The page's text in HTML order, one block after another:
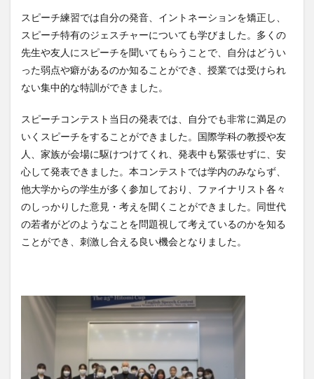
スピーチ練習では自分の発音、イントネーションを矯正し、
スピーチ特有のジェスチャーについても学びました。多くの
先生や友人にスピーチを聞いてもらうことで、自分はどうい
った弱点や癖があるのか知ることができ、授業では受けられ
ない集中的な特訓ができました。
スピーチコンテスト当日の発表では、自分でも非常に満足の
いくスピーチをすることができました。国際学科の教授や友
人、家族が会場に駆けつけてくれ、発表中も緊張せずに、安
心して発表できました。本コンテストでは学内のみならず、
他大学からの学生が多く参加しており、ファイナリスト各々
のしっかりした意見・考えを聞くことができました。同世代
の若者がどのようなことを問題視して考えているのかを知る
ことができ、刺激し合える良い機会となりました。
内定者報告会
冬休み 出発
初月レポート
卒業式
卒業生 博物館
受賞
受験生へのメッセージ
台湾
国際・地域研究
国際交流
国際学科
国際学科協定校留学学生
外部講師
季節学期 学寮 学寮研修
学生
学生の声
学生特集 学科イベント
学科説明会
学食
寮生活 就職活動 履修科目
懇談会
成績優等賞受賞
授業紹介 授業風景
掲載情報
撮影風景
教員からのメッセージ
教員紹介
文化体験
日中韓プログラム
日本
昭和ボストン
昭和ボストン・University留学
東海大学
比較社会論
淑明女子大学校
淑明女子大学校留学
特別講座
留学プログラム
留学レポート
留学体験談